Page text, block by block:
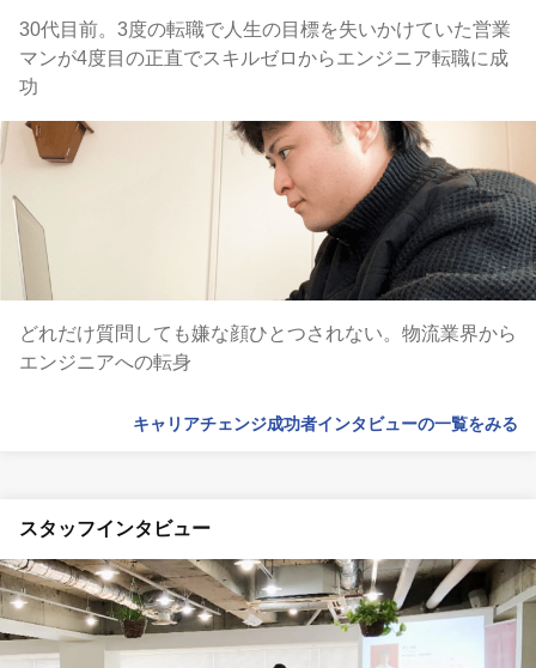
30代目前。3度の転職で人生の目標を失いかけていた営業
マンが4度目の正直でスキルゼロからエンジニア転職に成
功
どれだけ質問しても嫌な顔ひとつされない。物流業界から
エンジニアへの転身
キャリアチェンジ成功者インタビューの一覧をみる
スタッフインタビュー